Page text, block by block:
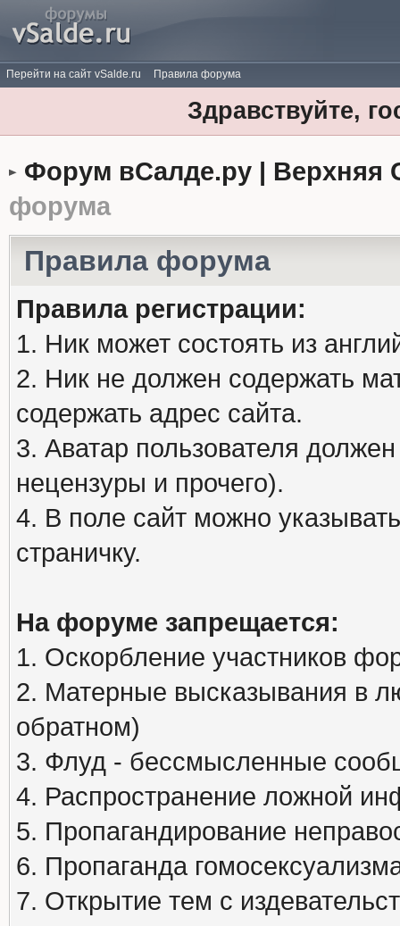
Перейти на сайт vSalde.ru Правила форума
Здравствуйте,
Форум вСалде.ру | Верхняя
форума
Правила форума
Правила регистрации:
1. Ник может состоять из
2. Ник не должен содержать
содержать адрес сайта.
3. Аватар пользователя
нецензуры и прочего).
4. В поле сайт можно
страничку.
На форуме запрещается:
1. Оскорбление участников
2. Матерные высказывания в
обратном)
3. Флуд - бессмысленные
4. Распространение ложной
5. Пропагандирование
6. Пропаганда
7. Открытие тем с